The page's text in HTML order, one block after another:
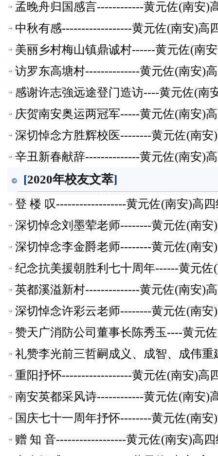
孟晚舟归国感言------------黄元佐(南安)
中秋有感------------------黄元佐(南安)高
美丽乡村梅山镇鼎诚村------黄元佐(南
访罗东高塘村--------------黄元佐(南安)
感谢许志強远途登门造访----黄元佐(南
庆贺南安奥运两冠军-----黄元佐(南安)
深切悼念方胜辉校医--------黄元佐(南
辛丑新春献辞--------------黄元佐(南安)
[2020年校友文萃]
登 楼 叹------------------黄元佐(南安)高
深切悼念刘墨荤老师--------黄元佐(南
深切悼念李金爵老师--------黄元佐(南
纪念抗美援朝胜利七十周年------黄元
英都溪溢新村--------------黄元佐(南安)
深切悼念许彩云老师--------黄元佐(南
赞天广消防公司董事长陈秀玉----黄元
礼赞李光前三哲嗣成义、成智、成伟
休教师【校友文萃】
重阳抒怀------------------黄元佐(南安)高
南安英都采风诗------------黄元佐(南安)
国庆七十一周年抒怀--------黄元佐(南
赠 知 音------------------黄元佐(南安)高